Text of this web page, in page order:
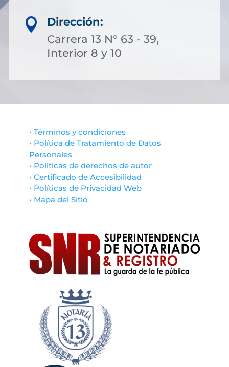

Dirección:
Carrera 13 N° 63 - 39,
Interior 8 y 10
• Términos y condiciones
• Política de Tratamiento de Datos
Personales
• Políticas de derechos de autor
• Certificado de Accesibilidad
• Políticas de Privacidad Web
• Mapa del Sitio